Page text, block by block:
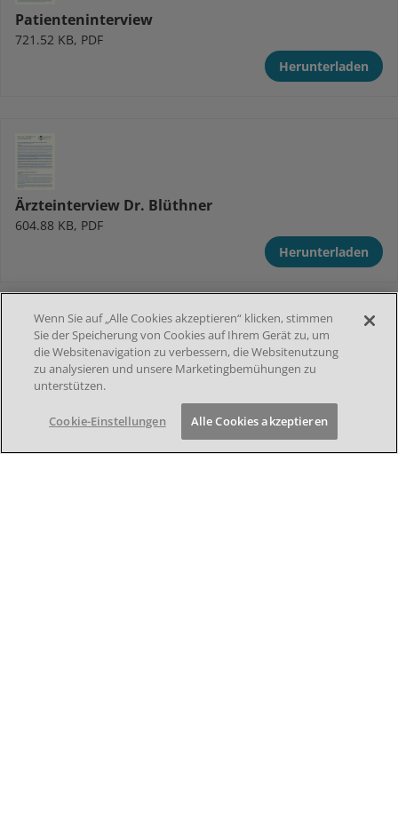
Patienteninterview
721.52 KB, PDF
Herunterladen
Ärzteinterview Dr. Blüthner
604.88 KB, PDF
Herunterladen
Ärzteinterview Dr. Hilberath
Herunterladen
Wenn Sie auf „Alle Cookies akzeptieren“ klicken, stimmen
Sie der Speicherung von Cookies auf Ihrem Gerät zu, um
die Websitenavigation zu verbessern, die Websitenutzung
zu analysieren und unsere Marketingbemühungen zu
unterstützen.
Cookie-Einstellungen Alle Cookies akzeptieren